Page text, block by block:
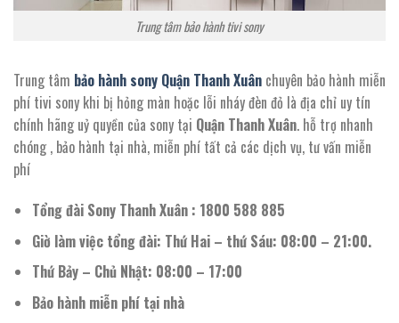
Trung tâm bảo hành tivi sony
Trung tâm bảo hành sony Quận Thanh Xuân chuyên bảo hành miễn
phí tivi sony khi bị hỏng màn hoặc lỗi nháy đèn đỏ là địa chỉ uy tín
chính hãng uỷ quyền của sony tại Quận Thanh Xuân. hỗ trợ nhanh
chóng , bảo hành tại nhà, miễn phí tất cả các dịch vụ, tư vấn miễn
phí
Tổng đài Sony Thanh Xuân : 1800 588 885
Giờ làm việc tổng đài: Thứ Hai – thứ Sáu: 08:00 – 21:00.
Thứ Bảy – Chủ Nhật: 08:00 – 17:00
Bảo hành miễn phí tại nhà